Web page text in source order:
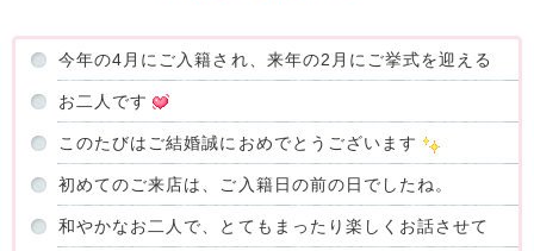
今年の4月にご入籍され、来年の2月にご挙式を迎える
お二人です
このたびはご結婚誠におめでとうございます
初めてのご来店は、ご入籍日の前の日でしたね。
和やかなお二人で、とてもまったり楽しくお話させて